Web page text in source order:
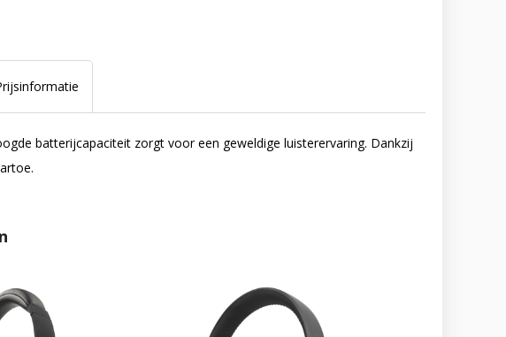
batterijcapaciteit zorgt voor een geweldige luisterervaring. Dankzij